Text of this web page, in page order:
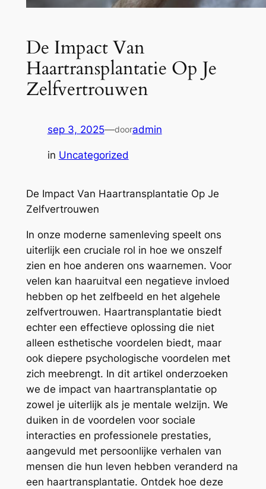
De Impact Van
Haartransplantatie Op Je
Zelfvertrouwen
sep 3, 2025—dooradmin
in Uncategorized
De Impact Van Haartransplantatie Op Je
Zelfvertrouwen
In onze moderne samenleving speelt ons
uiterlijk een cruciale rol in hoe we onszelf
zien en hoe anderen ons waarnemen. Voor
velen kan haaruitval een negatieve invloed
hebben op het zelfbeeld en het algehele
zelfvertrouwen. Haartransplantatie biedt
echter een effectieve oplossing die niet
alleen esthetische voordelen biedt, maar
ook diepere psychologische voordelen met
zich meebrengt. In dit artikel onderzoeken
we de impact van haartransplantatie op
zowel je uiterlijk als je mentale welzijn. We
duiken in de voordelen voor sociale
interacties en professionele prestaties,
aangevuld met persoonlijke verhalen van
mensen die hun leven hebben veranderd na
een haartransplantatie. Ontdek hoe deze